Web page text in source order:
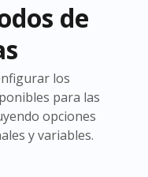
de
los
para las
opciones
y variables.